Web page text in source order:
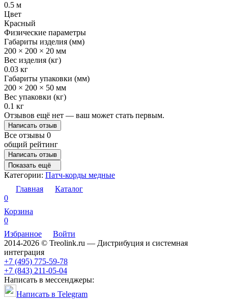
0.5 м
Цвет
Красный
Физические параметры
Габариты изделия (мм)
200 × 200 × 20 мм
Вес изделия (кг)
0.03 кг
Габариты упаковки (мм)
200 × 200 × 50 мм
Вес упаковки (кг)
0.1 кг
Отзывов ещё нет — ваш может стать первым.
Написать отзыв
Все отзывы 0
общий рейтинг
Написать отзыв
Показать ещё
Категории: Патч-корды медные
Главная
Каталог
0
Корзина
0
Избранное
Войти
2014-2026 © Treolink.ru — Дистрибуция и системная
интеграция
+7 (495) 775-59-78
+7 (843) 211-05-04
Написать в мессенджеры:
Написать в Telegram